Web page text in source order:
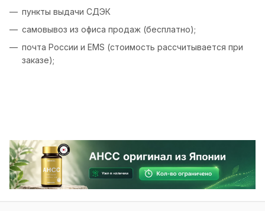
пункты выдачи СДЭК
самовывоз из офиса продаж (бесплатно);
почта России и EMS (стоимость рассчитывается при
заказе);